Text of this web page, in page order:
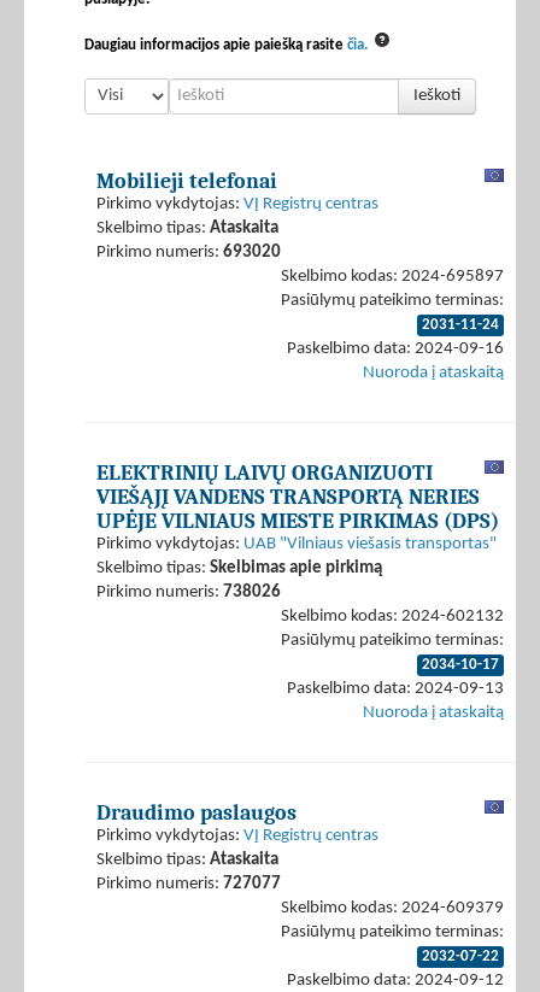
Daugiau informacijos apie paiešką rasite čia.
Ieškoti
Mobilieji telefonai
Pirkimo vykdytojas: VĮ Registrų centras
Skelbimo tipas: Ataskaita
Pirkimo numeris: 693020
Skelbimo kodas: 2024-695897
Pasiūlymų pateikimo terminas:
2031-11-24
Paskelbimo data: 2024-09-16
Nuoroda į ataskaitą
ELEKTRINIŲ LAIVŲ ORGANIZUOTI
VIEŠĄJĮ VANDENS TRANSPORTĄ NERIES
UPĖJE VILNIAUS MIESTE PIRKIMAS (DPS)
Pirkimo vykdytojas: UAB "Vilniaus viešasis transportas"
Skelbimo tipas: Skelbimas apie pirkimą
Pirkimo numeris: 738026
Skelbimo kodas: 2024-602132
Pasiūlymų pateikimo terminas:
2034-10-17
Paskelbimo data: 2024-09-13
Nuoroda į ataskaitą
Draudimo paslaugos
Pirkimo vykdytojas: VĮ Registrų centras
Skelbimo tipas: Ataskaita
Pirkimo numeris: 727077
Skelbimo kodas: 2024-609379
Pasiūlymų pateikimo terminas:
2032-07-22
Paskelbimo data: 2024-09-12